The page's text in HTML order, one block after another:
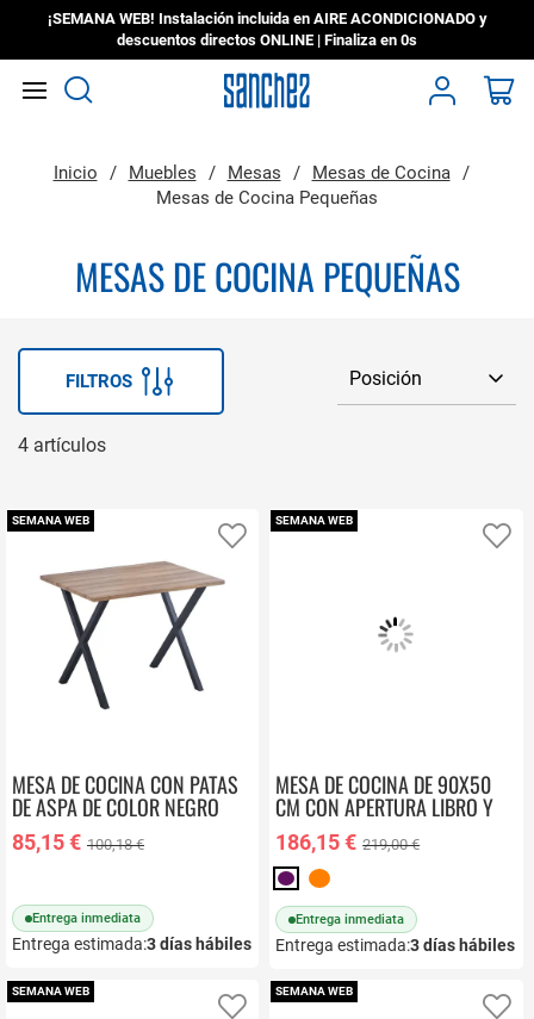
¡SEMANA WEB! Instalación incluida en AIRE ACONDICIONADO y
descuentos directos ONLINE | Finaliza en 0s
Inicio Muebles Mesas
Mesas de Cocina
Mesas de Cocina Pequeñas
MESAS DE COCINA PEQUEÑAS
FILTROS
4 artículos
SEMANA WEB
Añadir a favoritos
MESA DE COCINA CON PATAS
DE ASPA DE COLOR NEGRO
VIDEL
85,15 € 100,18 €
Entrega inmediata
Entrega estimada:3días hábiles
SEMANA WEB
MESA DE COCINA DE 90X50
CM CON APERTURA LIBRO Y
TAPA DE CRISTAL
186,15 € 219,00 €
Entrega inmediata
Entrega estimada:3días hábiles
SEMANA WEB
Añadir a favoritos
SEMANA WEB